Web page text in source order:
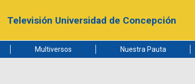
Televisión Universidad de Concepción
Multiversos Nuestra Pauta